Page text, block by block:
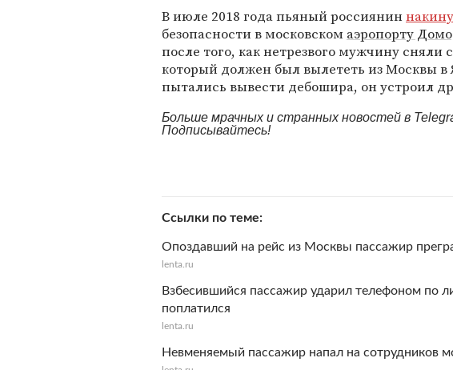
В июле 2018 года пьяный россиянин
безопасности в московском аэропорту
после того, как нетрезвого мужчину сняли
который должен был вылететь из Москвы в
пытались вывести дебошира, он устроил
Больше мрачных и странных новостей в
Подписывайтесь!
Ссылки по теме
Опоздавший на рейс из Москвы пассажир
lenta.ru
Взбесившийся пассажир ударил телефоном по
поплатился
lenta.ru
Невменяемый пассажир напал на сотрудников